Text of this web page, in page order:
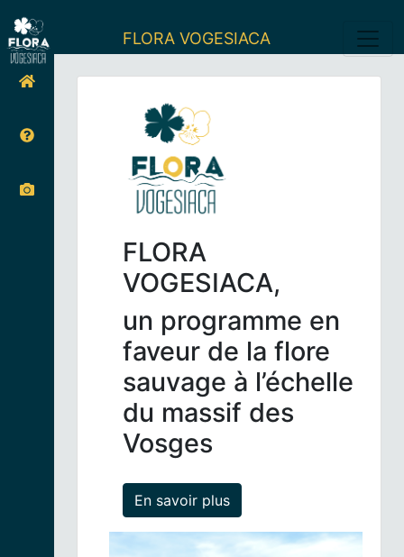
FLORA VOGESIACA
FLORA
VOGESIACA,
un programme en
faveur de la flore
sauvage à l’échelle
du massif des
Vosges
En savoir plus